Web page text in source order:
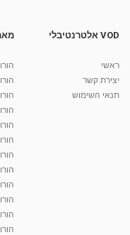
מאת
קרין גורן - העוגה
38.5k צפיות
יוסי שר - מתמחה בשיטת
2,734 צפיות
רנה רז-גילו -טיפול אנרגטי
VOD אלטרנטיבלי
ראשי
יצירת קשר
תנאי השימוש